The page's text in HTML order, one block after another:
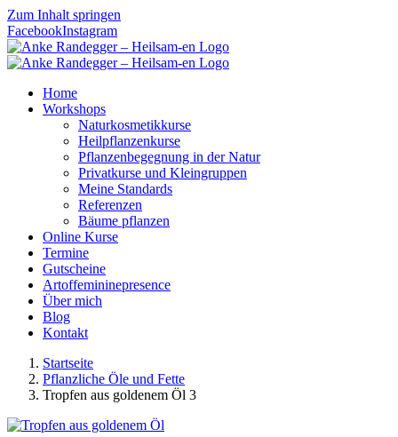
Zum Inhalt springen
FacebookInstagram
Home
Workshops
Naturkosmetikkurse
Heilpflanzenkurse
Pflanzenbegegnung in der Natur
Privatkurse und Kleingruppen
Meine Standards
Referenzen
Bäume pflanzen
Online Kurse
Termine
Gutscheine
Artoffemininepresence
Über mich
Blog
Kontakt
Startseite
Pflanzliche Öle und Fette
Tropfen aus goldenem Öl 3